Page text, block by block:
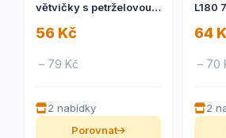
větvičky s petrželovou
56 Kč
– 79 Kč
2 nabídky
Porovnat
L180
64
– 70
2